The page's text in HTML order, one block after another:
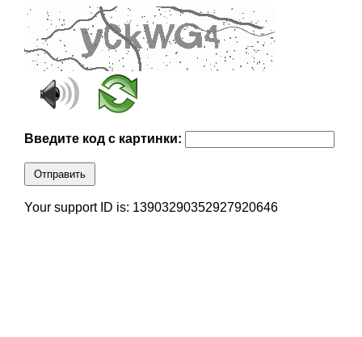
Введите код с картинки:
Отправить
Your support ID is: 13903290352927920646